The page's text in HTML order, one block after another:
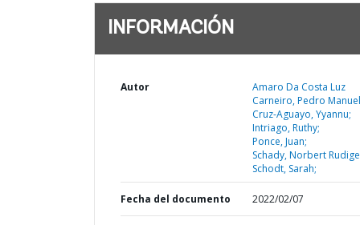
INFORMACIÓN
Autor
Amaro Da Costa Luz
Carneiro, Pedro
Cruz-Aguayo, Yyannu;
Intriago, Ruthy;
Ponce, Juan;
Schady, Norbert
Schodt, Sarah;
Fecha del documento 2022/02/07